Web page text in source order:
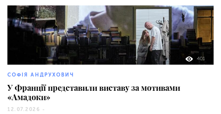
401
СОФІЯ АНДРУХОВИЧ
У Франції представили виставу за мотивами
«Амадоки»
12.07.2026 -